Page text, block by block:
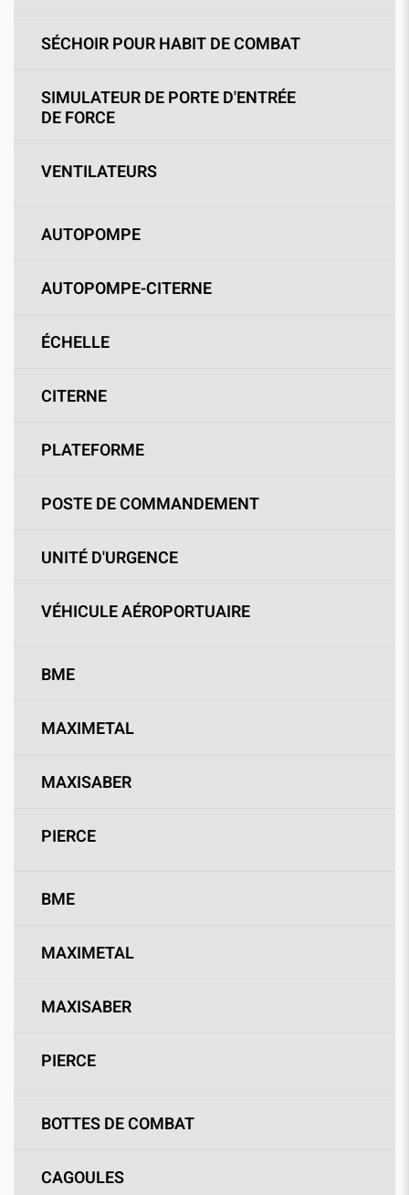
SÉCHOIR POUR HABIT DE COMBAT
SIMULATEUR DE PORTE D'ENTRÉE
DE FORCE
VENTILATEURS
AUTOPOMPE
AUTOPOMPE-CITERNE
ÉCHELLE
CITERNE
PLATEFORME
POSTE DE COMMANDEMENT
UNITÉ D'URGENCE
VÉHICULE AÉROPORTUAIRE
BME
MAXIMETAL
MAXISABER
PIERCE
BME
MAXIMETAL
MAXISABER
PIERCE
BOTTES DE COMBAT
CAGOULES